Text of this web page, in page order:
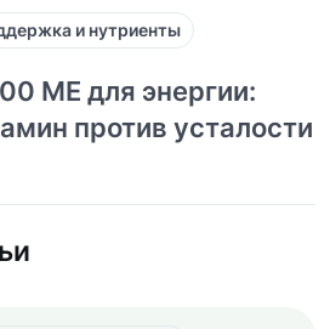
и нутриенты
МЕ для энергии:
против усталости